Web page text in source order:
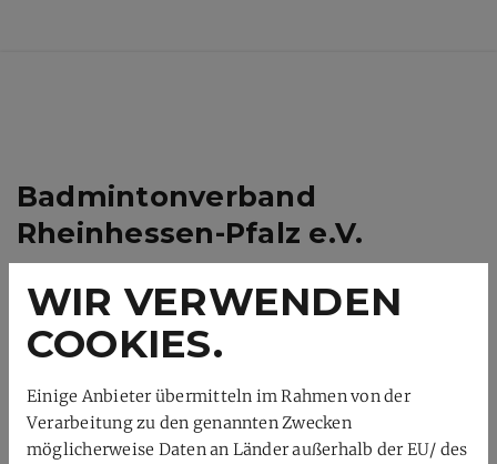
Badmintonverband
Rheinhessen-Pfalz e.V.
55234 Offenheim
0172/1089905
03212/1266761
gst@b-v-r-p.de
WIR VERWENDEN
COOKIES.
Einige Anbieter übermitteln im Rahmen von der
Verarbeitung zu den genannten Zwecken
möglicherweise Daten an Länder außerhalb der EU/ des